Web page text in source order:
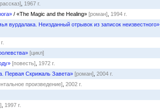
1967 г.
/ «The Magic and the Healing» [роман] 1994 г.
вурдалака. Неизданный отрывок из записок неизвестного»
[цикл]
[повесть] 1972 г.
Первая Скрижаль Завета» [роман] 2004 г.
произведение] 2002 г.
1997 г.